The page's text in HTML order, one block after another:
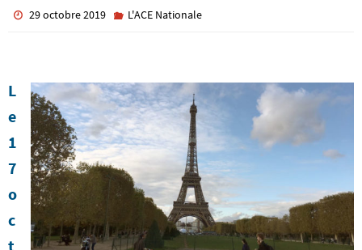
29 octobre 2019 L'ACE Nationale
L
e
1
7
o
c
t